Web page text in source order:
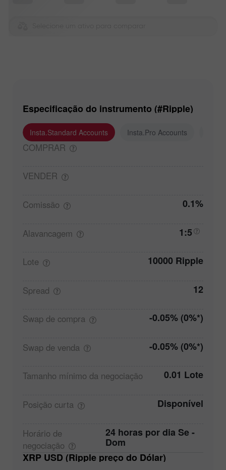
Especificação do instrumento (#Ripple)
Insta.Standard Accounts Insta.Pro Accounts
COMPRAR
VENDER
Comissão 0.1%
Alavancagem 1:5
Lote 10000 Ripple
Spread 12
Swap de compra -0.05% (0%*)
Swap de venda -0.05% (0%*)
Tamanho mínimo da negociação 0.01 Lote
Posição curta Disponível
Horário de
negociação
24 horas por dia Se -
Dom
XRP USD (Ripple preço do Dólar)